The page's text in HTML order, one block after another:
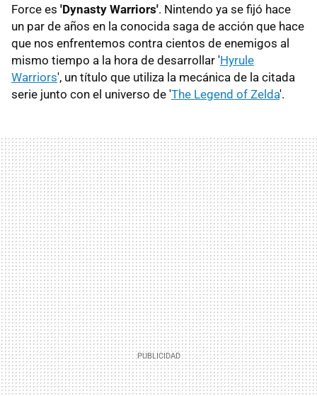
Force es 'Dynasty Warriors'. Nintendo ya se fijó hace
un par de años en la conocida saga de acción que hace
que nos enfrentemos contra cientos de enemigos al
mismo tiempo a la hora de desarrollar 'Hyrule
Warriors', un título que utiliza la mecánica de la citada
serie junto con el universo de 'The Legend of Zelda'.